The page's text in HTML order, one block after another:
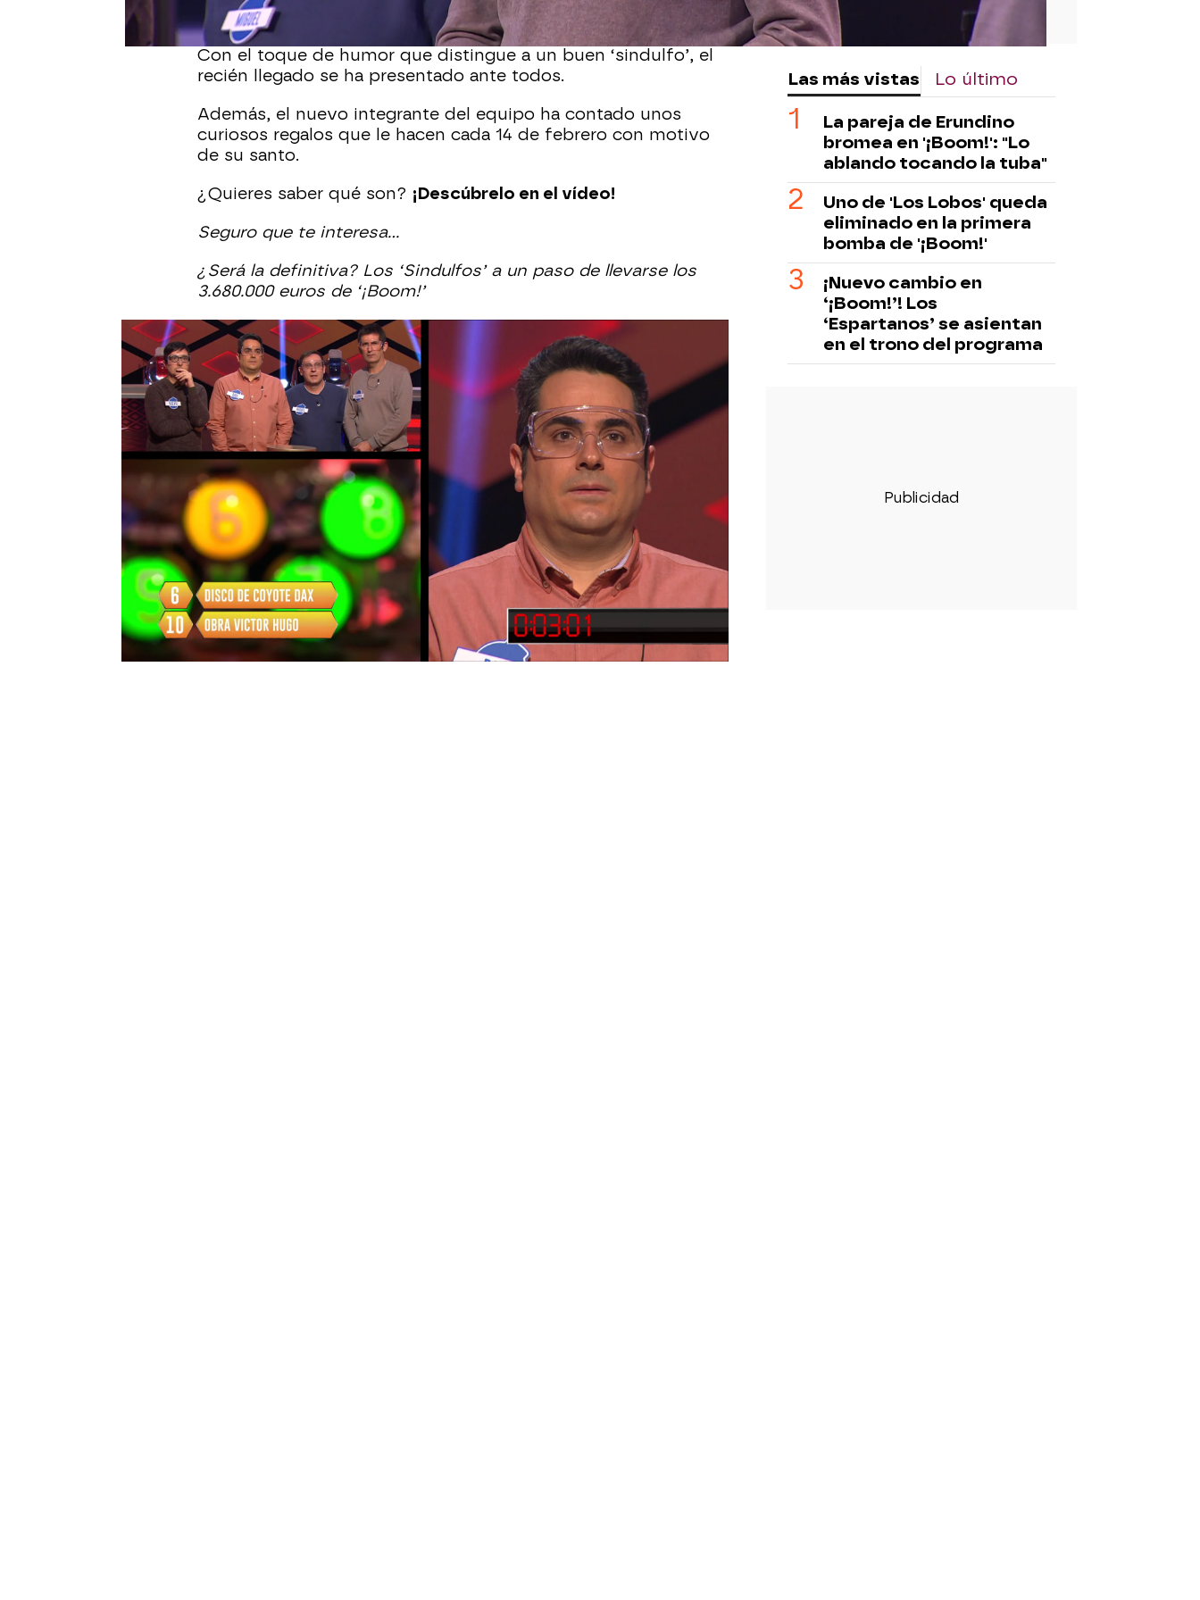
Esta circunstancia ha hecho que hoy en ‘¡Boom!’ hayamos
conocido a Valentín, el encargado de cubrir el puesto de Jesús.
Con el toque de humor que distingue a un buen ‘sindulfo’, el
recién llegado se ha presentado ante todos.
Además, el nuevo integrante del equipo ha contado unos
curiosos regalos que le hacen cada 14 de febrero con motivo
de su santo.
¿Quieres saber qué son? ¡Descúbrelo en el vídeo!
Seguro que te interesa...
¿Será la definitiva? Los ‘Sindulfos’ a un paso de llevarse los
3.680.000 euros de ‘¡Boom!’
concursantes boom Sindulfos
Las más vistas Lo último
La pareja de Erundino
bromea en '¡Boom!': "Lo
ablando tocando la tuba"
Uno de 'Los Lobos' queda
eliminado en la primera
bomba de '¡Boom!'
¡Nuevo cambio en
‘¡Boom!’! Los
‘Espartanos’ se asientan
en el trono del programa